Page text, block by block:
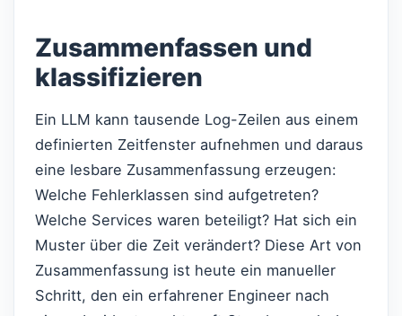
Zusammenfassen und
klassifizieren
Ein LLM kann tausende Log-Zeilen aus einem
definierten Zeitfenster aufnehmen und daraus
eine lesbare Zusammenfassung erzeugen:
Welche Fehlerklassen sind aufgetreten?
Welche Services waren beteiligt? Hat sich ein
Muster über die Zeit verändert? Diese Art von
Zusammenfassung ist heute ein manueller
Schritt, den ein erfahrener Engineer nach